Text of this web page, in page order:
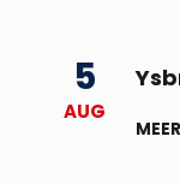
5
AUG
MEER